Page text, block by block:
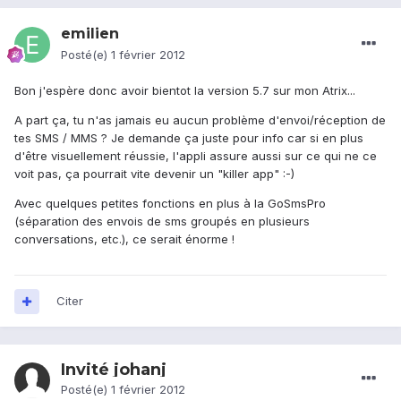
emilien
Posté(e) 1 février 2012
Bon j'espère donc avoir bientot la version 5.7 sur mon Atrix...
A part ça, tu n'as jamais eu aucun problème d'envoi/réception de
tes SMS / MMS ? Je demande ça juste pour info car si en plus
d'être visuellement réussie, l'appli assure aussi sur ce qui ne ce
voit pas, ça pourrait vite devenir un "killer app" :-)
Avec quelques petites fonctions en plus à la GoSmsPro
(séparation des envois de sms groupés en plusieurs
conversations, etc.), ce serait énorme !
Citer
Invité johanj
Posté(e) 1 février 2012